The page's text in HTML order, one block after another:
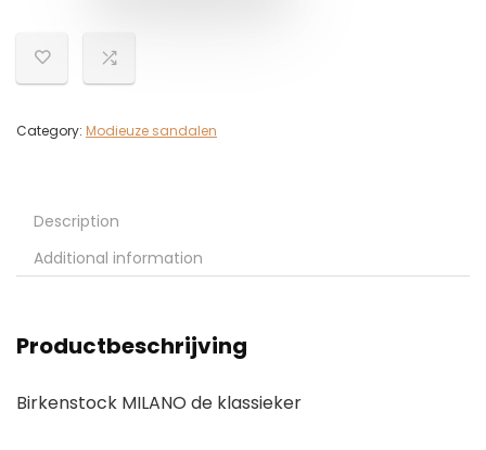
Category: Modieuze sandalen
Description
Additional information
Productbeschrijving
Birkenstock MILANO de klassieker